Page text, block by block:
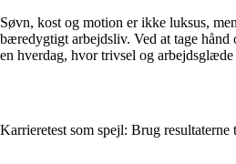
Søvn, kost og motion er ikke luksus,
bæredygtigt arbejdsliv. Ved at tage hånd
en hverdag, hvor trivsel og arbejdsglæde
Karrieretest som spejl: Brug